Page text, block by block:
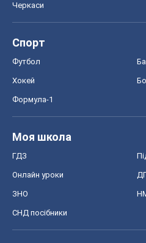
Черкаси
Спорт
Футбол
Хокей
Формула-1
Моя школа
ГДЗ
Онлайн уроки
ЗНО
СНД посібники